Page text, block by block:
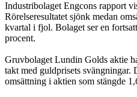
Industribolaget Engcons rapport
Rörelseresultatet sjönk medan
kvartal i fjol. Bolaget ser en
procent.
Gruvbolaget Lundin Golds aktie
takt med guldprisets svängningar.
omsättning i aktien som stängde